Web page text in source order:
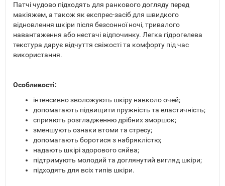
Патчі чудово підходять для ранкового догляду перед
макіяжем, а також як експрес-засіб для швидкого
відновлення шкіри після безсонної ночі, тривалого
навантаження або нестачі відпочинку. Легка гідрогелева
текстура дарує відчуття свіжості та комфорту під час
використання.
Особливості:
інтенсивно зволожують шкіру навколо очей;
допомагають підвищити пружність та еластичність;
сприяють розгладженню дрібних зморшок;
зменшують ознаки втоми та стресу;
допомагають боротися з набряклістю;
надають шкірі здорового сяйва;
підтримують молодий та доглянутий вигляд шкіри;
підходять для всіх типів шкіри.